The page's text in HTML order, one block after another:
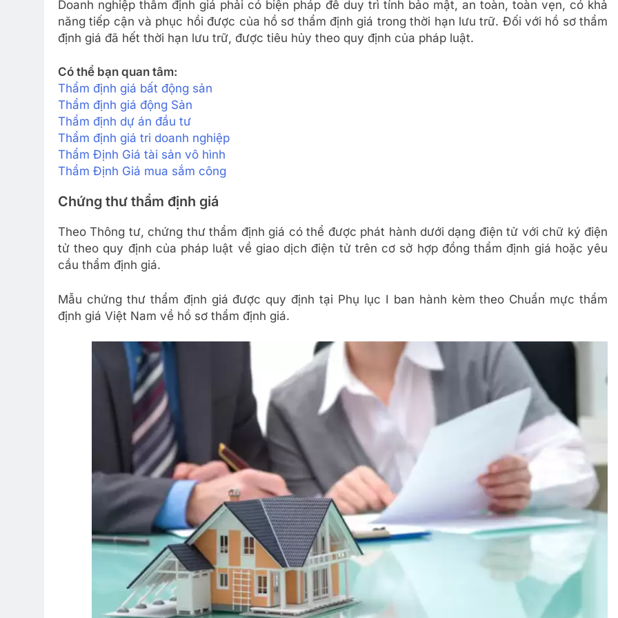
Doanh nghiệp thẩm định giá phải có biện pháp để duy trì tính bảo mật, an toàn, toàn vẹn, có khả
năng tiếp cận và phục hồi được của hồ sơ thẩm định giá trong thời hạn lưu trữ. Đối với hồ sơ thẩm
định giá đã hết thời hạn lưu trữ, được tiêu hủy theo quy định của pháp luật.
Có thể bạn quan tâm:
Thẩm định giá bất động sản
Thẩm định giá động Sản
Thẩm định dự án đầu tư
Thẩm định giá tri doanh nghiệp
Thẩm Định Giá tài sản vô hình
Thẩm Định Giá mua sắm công
Chứng thư thẩm định giá
Theo Thông tư, chứng thư thẩm định giá có thể được phát hành dưới dạng điện tử với chữ ký điện
tử theo quy định của pháp luật về giao dịch điện tử trên cơ sở hợp đồng thẩm định giá hoặc yêu
cầu thẩm định giá.
Mẫu chứng thư thẩm định giá được quy định tại Phụ lục I ban hành kèm theo Chuẩn mực thẩm
định giá Việt Nam về hồ sơ thẩm định giá.